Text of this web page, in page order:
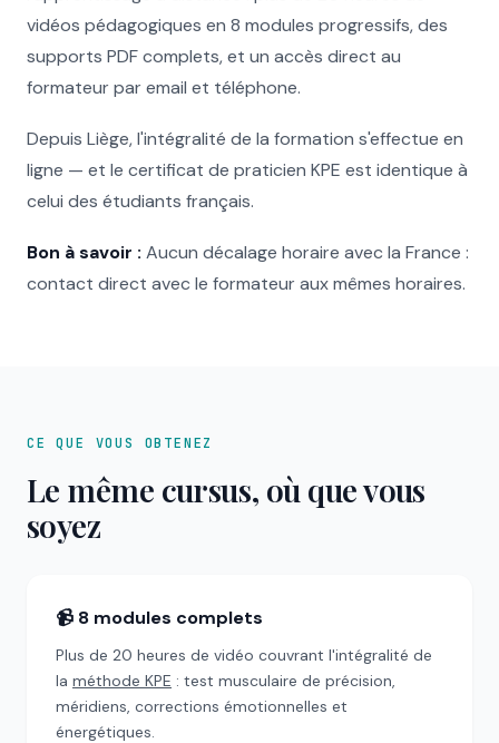
vidéos pédagogiques en 8 modules progressifs, des
supports PDF complets, et un accès direct au
formateur par email et téléphone.
Depuis Liège, l'intégralité de la formation s'effectue en
ligne — et le certificat de praticien KPE est identique à
celui des étudiants français.
Bon à savoir : Aucun décalage horaire avec la France :
contact direct avec le formateur aux mêmes horaires.
CE QUE VOUS OBTENEZ
Le même cursus, où que vous
soyez
📹 8 modules complets
Plus de 20 heures de vidéo couvrant l'intégralité de
la méthode KPE : test musculaire de précision,
méridiens, corrections émotionnelles et
énergétiques.